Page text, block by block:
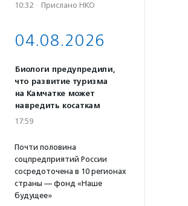
10:32 · Прислано НКО
04.08.2026
Биологи предупредили,
что развитие туризма
на Камчатке может
навредить косаткам
17:59
Почти половина
соцпредприятий России
сосредоточена в 10 регионах
страны — фонд «Наше
будущее»